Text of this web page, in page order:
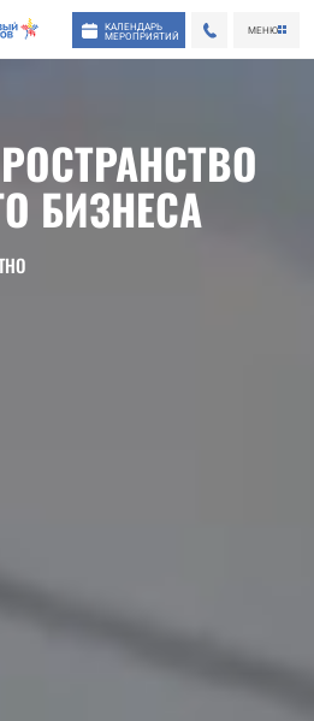
КАЛЕНДАРЬ
МЕРОПРИЯТИЙ
МЕНЮ
БИЗНЕСА